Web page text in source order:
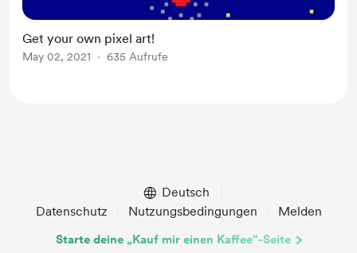
Get your own pixel art!
May 02, 2021 635 Aufrufe
Deutsch
Datenschutz
Nutzungsbedingungen Melden
Starte deine „Kauf mir einen Kaffee“-Seite